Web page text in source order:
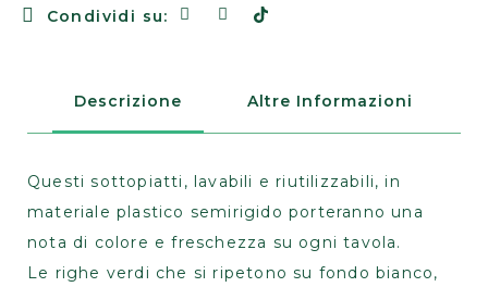
Condividi su:
Descrizione Altre Informazioni
Questi sottopiatti, lavabili e riutilizzabili, in
materiale plastico semirigido porteranno una
nota di colore e freschezza su ogni tavola.
Le righe verdi che si ripetono su fondo bianco,